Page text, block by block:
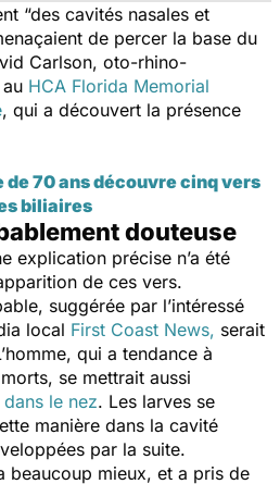
“des cavités nasales et
de percer la base du
Carlson, oto-rhino-
HCA Florida Memorial
, qui a découvert la présence
de 70 ans découvre cinq vers
biliaires
douteuse
explication précise n’a été
de ces vers.
suggérée par l’intéressé
local First Coast News, serait
qui a tendance à
se mettrait aussi
le nez. Les larves se
manière dans la cavité
par la suite.
beaucoup mieux, et a pris de